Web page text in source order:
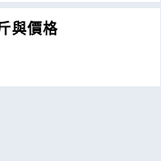
與價格